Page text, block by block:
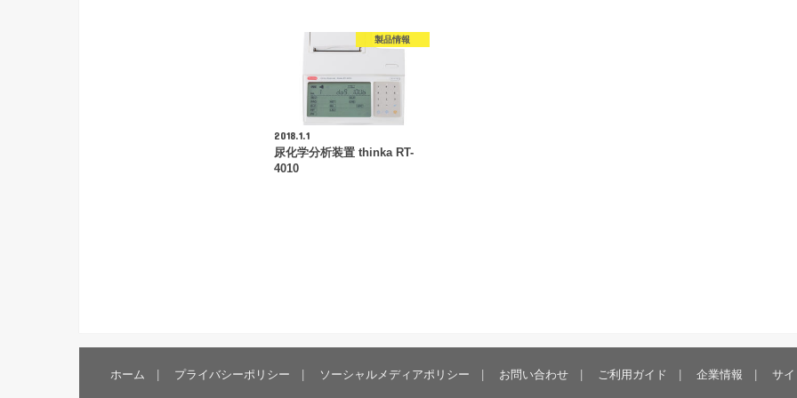
製品情報
2018.1.1
尿化学分析装置 thinka RT-
4010
ホーム プライバシーポリシー ソーシャルメディアポリシー お問い合わせ ご利用ガイド 企業情報 サ